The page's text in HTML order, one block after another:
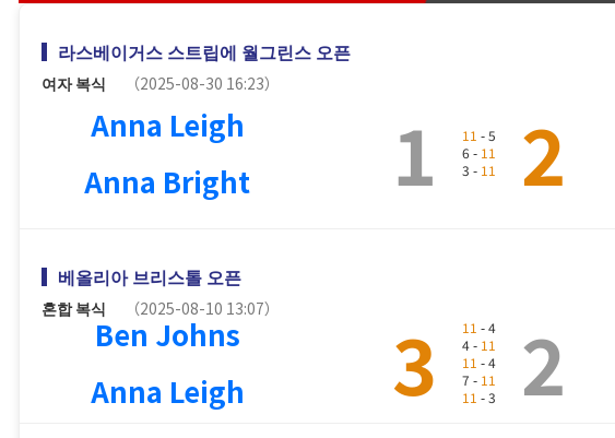
라스베이거스 스트립에 월그린스 오픈
여자 복식 （2025-08-30 16:23）
Anna Leigh
Anna Bright
1 11 - 5
6 - 11
3 - 11 2
베올리아 브리스톨 오픈
혼합 복식 （2025-08-10 13:07）
Ben Johns
Anna Leigh
3 11 - 4
4 - 11
11 - 4
7 - 11
11 - 3 2